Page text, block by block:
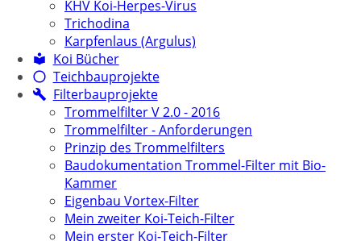
KHV Koi-Herpes-Virus
Trichodina
Karpfenlaus (Argulus)
Koi Bücher
Teichbauprojekte
Filterbauprojekte
Trommelfilter V 2.0 - 2016
Trommelfilter - Anforderungen
Prinzip des Trommelfilters
Baudokumentation Trommel-Filter mit Bio-
Kammer
Eigenbau Vortex-Filter
Mein zweiter Koi-Teich-Filter
Mein erster Koi-Teich-Filter